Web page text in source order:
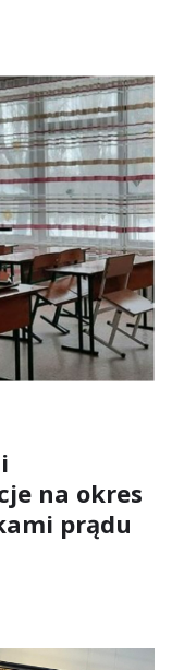
na okres
prądu